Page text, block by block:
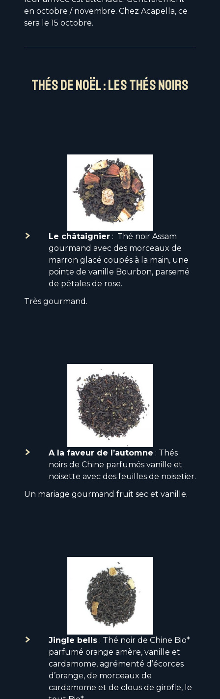
en octobre / novembre. Chez Acapella, ce
sera le 15 octobre.
Thés de Noël : les thés Noirs
Le châtaignier : Thé noir Assam
gourmand avec des morceaux de
marron glacé coupés à la main, une
pointe de vanille Bourbon, parsemé
de pétales de rose.
Très gourmand.
A la faveur de l’automne : Thés
noirs de Chine parfumés vanille et
noisette avec des feuilles de noisetier.
Un mariage gourmand fruit sec et vanille.
Jingle bells : Thé noir de Chine Bio*
parfumé orange amère, vanille et
cardamome, agrémenté d’écorces
d’orange, de morceaux de
cardamome et de clous de girofle, le